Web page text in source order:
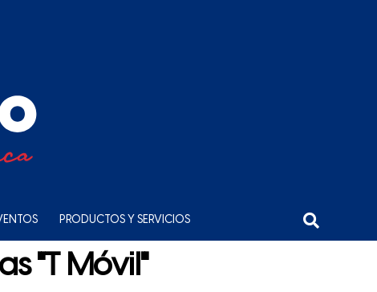
PRODUCTOS Y SERVICIOS
"T Móvil"